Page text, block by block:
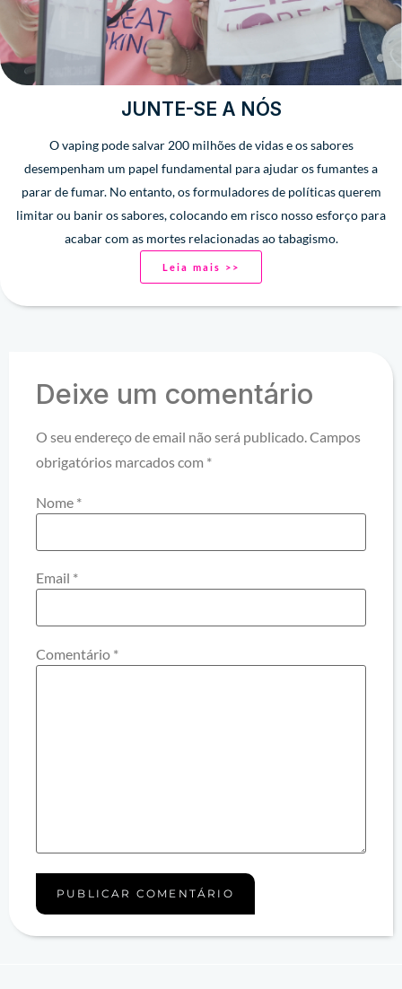
JUNTE-SE A NÓS
O vaping pode salvar 200 milhões de vidas e os sabores
desempenham um papel fundamental para ajudar os fumantes a
parar de fumar. No entanto, os formuladores de políticas querem
limitar ou banir os sabores, colocando em risco nosso esforço para
acabar com as mortes relacionadas ao tabagismo.
Leia mais >>
Deixe um comentário
O seu endereço de email não será publicado.Campos
obrigatórios marcados com *
Nome *
Email *
Comentário *